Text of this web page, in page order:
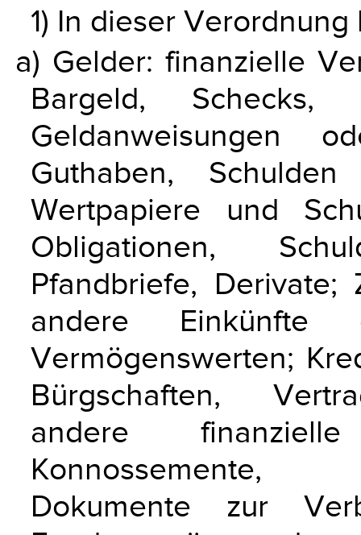
1) In dieser
a) Gelder: finanzielle
Bargeld, Schecks,
Geldanweisungen
Guthaben,
Wertpapiere und
Obligationen,
Pfandbriefe,
andere Einkünfte
Vermögenswerten;
Bürgschaften,
andere
Konnossemente,
Dokumente zur